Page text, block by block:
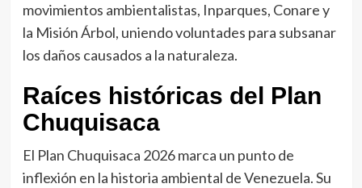
movimientos ambientalistas, Inparques, Conare y
la Misión Árbol, uniendo voluntades para subsanar
los daños causados a la naturaleza.
Raíces históricas del Plan
Chuquisaca
El Plan Chuquisaca 2026 marca un punto de
inflexión en la historia ambiental de Venezuela. Su